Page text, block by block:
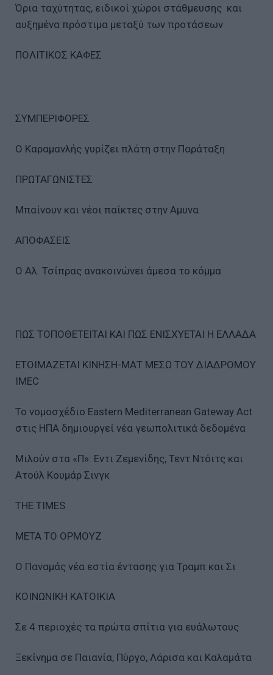
Όρια ταχύτητας, ειδικοί χώροι στάθµευσης και
αυξηµένα πρόστιµα µεταξύ των προτάσεων
ΠΟΛΙΤΙΚΟΣ ΚΑΦΕΣ
ΣΥΜΠΕΡΙΦΟΡΕΣ
Ο Καραµανλής γυρίζει πλάτη στην Παράταξη
ΠΡΩΤΑΓΩΝΙΣΤΕΣ
Μπαίνουν και νέοι παίκτες στην Αµυνα
ΑΠΟΦΑΣΕΙΣ
Ο Αλ. Τσίπρας ανακοινώνει άµεσα το κόµµα
ΠΩΣ ΤΟΠΟΘΕΤΕΙΤΑΙ ΚΑΙ ΠΩΣ ΕΝΙΣΧΥΕΤΑΙ Η ΕΛΛΑ∆Α
ETOIMAZETAI ΚΙΝΗΣΗ-ΜΑΤ ΜΕΣΩ ΤΟΥ ∆ΙΑ∆ΡΟΜΟΥ
IMEC
Το νοµοσχέδιο Εastern Mediterranean Gateway Act
στις ΗΠΑ δηµιουργεί νέα γεωπολιτικά δεδοµένα
Μιλούν στα «Π»: Εντι Ζεµενίδης, Τεντ Ντόιτς και
Ατούλ Κουµάρ Σινγκ
THE TIMES
ΜΕΤΑ ΤΟ ΟΡΜΟΥΖ
Ο Παναµάς νέα εστία έντασης για Τραµπ και Σι
ΚΟΙΝΩΝΙΚΗ ΚΑΤΟΙΚΙΑ
Σε 4 περιοχές τα πρώτα σπίτια για ευάλωτους
Ξεκίνηµα σε Παιανία, Πύργο, Λάρισα και Καλαµάτα